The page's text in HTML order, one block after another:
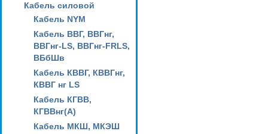
Кабель силовой
Кабель NYM
Кабель ВВГ, ВВГнг,
ВВГнг-LS, ВВГнг-FRLS,
ВБбШв
Кабель КВВГ, КВВГнг,
КВВГ нг LS
Кабель КГВВ,
КГВВнг(А)
Кабель МКШ, МКЭШ